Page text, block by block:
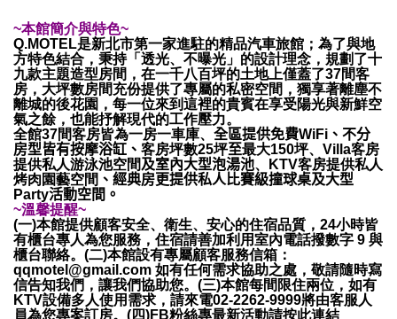
~本館簡介與特色~
Q.MOTEL是新北市第一家進駐的精品汽車旅館；為了與地
方特色結合，秉持「透光、不曝光」的設計理念，規劃了十
九款主題造型房間，在一千八百坪的土地上僅蓋了37間客
房，大坪數房間充份提供了專屬的私密空間，獨享著離塵不
離城的後花園，每一位來到這裡的貴賓在享受陽光與新鮮空
氣之餘，也能抒解現代的工作壓力。
全館37間客房皆為一房一車庫、 全區提供免費WiFi 、不分
房型皆有按摩浴缸、 客房坪數25坪至最大150坪、Villa客房
提供私人游泳池空間及室內大型泡湯池、
KTV客房提供私人
烤肉園藝空間 、經典房更提供私人比賽級撞球桌及大型
Party活動空間。
~溫馨提醒~
(一)本館提供顧客安全、衛生、安心的住宿品質，24小時皆
有櫃台專人為您服務，住宿請善加利用室內電話撥數字 9 與
櫃台聯絡。(二)本館設有專屬顧客服務信箱：
qqmotel@gmail.com 如有任何需求協助之處，敬請隨時寫
信告知我們，讓我們協助您。(三)本館每間限住兩位，如有
KTV設備多人使用需求，請來電02-2262-9999將由客服人
員為您專案訂房。(四)FB粉絲專最新活動請按此連結